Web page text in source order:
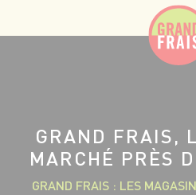
GRAND FRAIS,
MARCHÉ PRÈS
GRAND FRAIS : LES